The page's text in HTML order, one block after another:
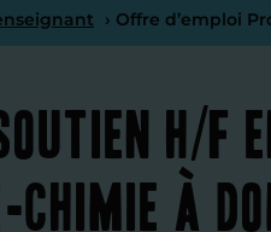
› Offre d’emploi
H/F
chimie à